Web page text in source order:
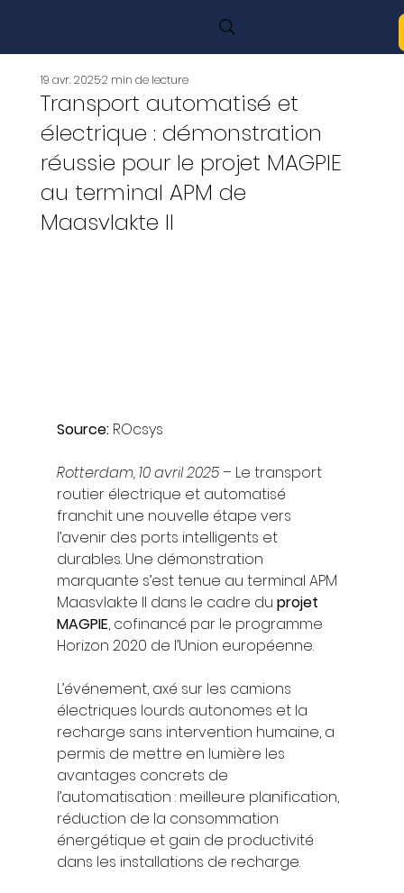
Transport automatisé et
électrique : démonstration
réussie pour le projet MAGPIE
au terminal APM de
Maasvlakte II
19 avr. 20252 min de lecture
Source: ROcsys
Rotterdam, 10 avril 2025 – Le transport
routier électrique et automatisé
franchit une nouvelle étape vers
l’avenir des ports intelligents et
durables. Une démonstration
marquante s’est tenue au terminal APM
Maasvlakte II dans le cadre du projet
MAGPIE, cofinancé par le programme
Horizon 2020 de l’Union européenne.
L’événement, axé sur les camions
électriques lourds autonomes et la
recharge sans intervention humaine, a
permis de mettre en lumière les
avantages concrets de
l’automatisation : meilleure planification,
réduction de la consommation
énergétique et gain de productivité
dans les installations de recharge.